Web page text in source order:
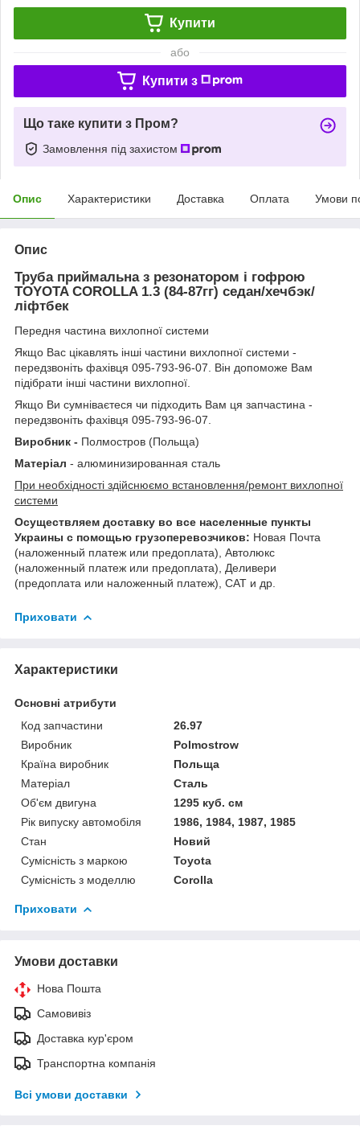
Купити
або
Купити з
Що таке купити з Пром?
Замовлення під захистом
Опис Характеристики Доставка Оплата Умови
Опис
Труба приймальна з резонатором і гофрою
TOYOTA COROLLA 1.3 (84-87гг) седан/хечбэк/
ліфтбек
Передня частина вихлопної системи
Якщо Вас цікавлять інші частини вихлопної системи -
передзвоніть фахівця 095-793-96-07. Він допоможе Вам
підібрати інші частини вихлопної.
Якщо Ви сумніваєтеся чи підходить Вам ця запчастина -
передзвоніть фахівця 095-793-96-07.
Виробник - Полмостров (Польща)
Матеріал - алюминизированная сталь
При необхідності здійснюємо встановлення/ремонт вихлопної
системи
Осуществляем доставку во все населенные пункты
Украины с помощью грузоперевозчиков: Новая Почта
(наложенный платеж или предоплата), Автолюкс
(наложенный платеж или предоплата), Деливери
(предоплата или наложенный платеж), САТ и др.
Приховати
Характеристики
Основні атрибути
Код запчастини
26.97
Виробник
Polmostrow
Країна виробник
Польща
Матеріал
Сталь
Об'єм двигуна
1295 куб. см
Рік випуску автомобіля
1986, 1984, 1987, 1985
Стан
Новий
Сумісність з маркою
Toyota
Сумісність з моделлю
Corolla
Приховати
Умови доставки
Нова Пошта
Самовивіз
Доставка кур'єром
Транспортна компанія
Всі умови доставки